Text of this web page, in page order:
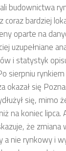
budownictwa
coraz bardziej
oparte na
uzupełniane
i statystyk
sierpniu
okazał się
się, mimo
na koniec lipca.
że zmiana
a nie rynkowy i